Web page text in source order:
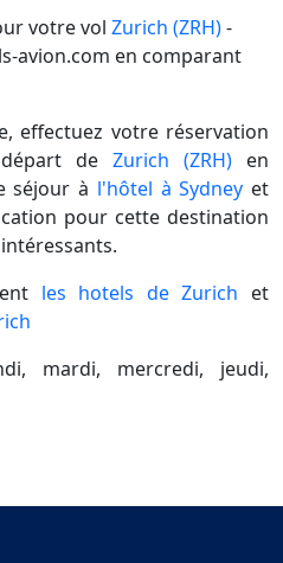
votre vol Zurich (ZRH)-
avion.com en comparant
effectuez votre réservation
de Zurich (ZRH) en
séjour à l'hôtel à Sydney et
pour cette destination
les hotels de Zurich et
mardi, mercredi, jeudi,